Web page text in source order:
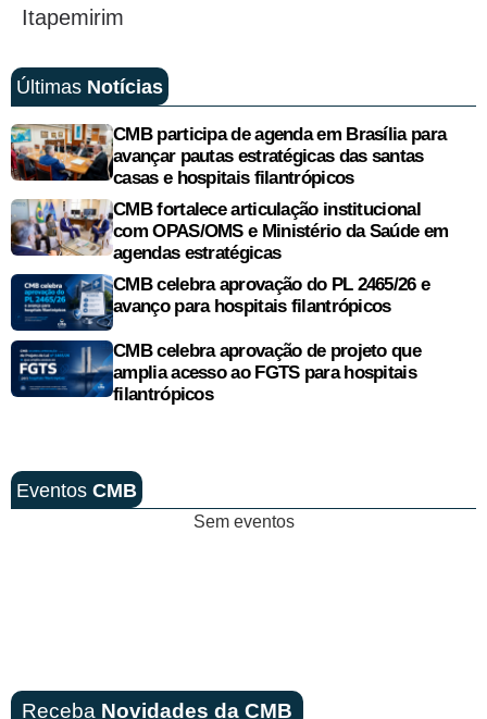
Itapemirim
Últimas Notícias
CMB participa de agenda em Brasília para
avançar pautas estratégicas das santas
casas e hospitais filantrópicos
CMB fortalece articulação institucional
com OPAS/OMS e Ministério da Saúde em
agendas estratégicas
CMB celebra aprovação do PL 2465/26 e
avanço para hospitais filantrópicos
CMB celebra aprovação de projeto que
amplia acesso ao FGTS para hospitais
filantrópicos
Eventos CMB
Sem eventos
Receba Novidades da CMB